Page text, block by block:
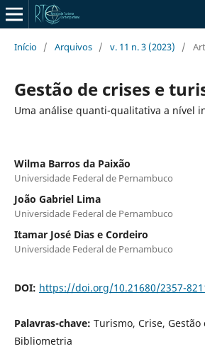
Início / Arquivos / v. 11 n. 3 (2023) /
Gestão de crises e
Uma análise quanti-qualitativa a nível
Wilma Barros da Paixão
Universidade Federal de Pernambuco
João Gabriel Lima
Universidade Federal de Pernambuco
Itamar José Dias e Cordeiro
Universidade Federal de Pernambuco
DOI: https://doi.org/10.21680/2357-
Palavras-chave: Turismo, Crise, Gestão
Bibliometria